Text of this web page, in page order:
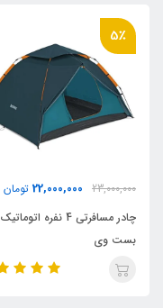
5٪
23,000,000
22,000,000 تومان
چادر مسافرتی 4 نفره اتوماتیک
بست وی